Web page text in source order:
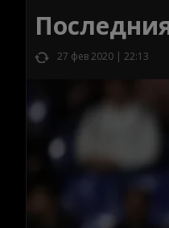
27 фев 2020 | 22:13